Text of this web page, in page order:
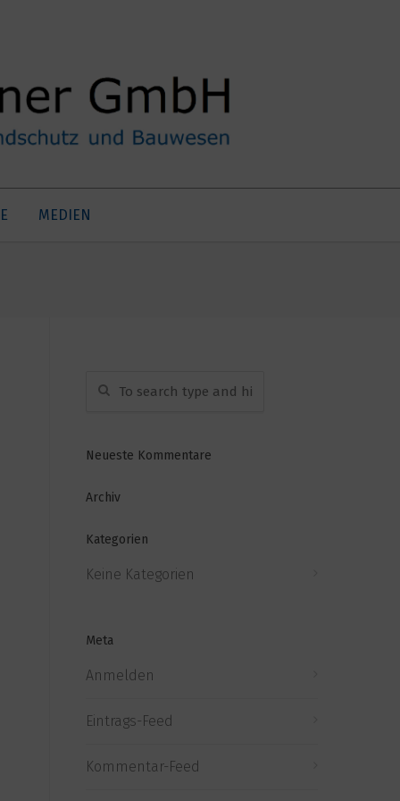
MEDIEN
Neueste Kommentare
Archiv
Kategorien
Keine Kategorien
Meta
Anmelden
Eintrags-Feed
Kommentar-Feed